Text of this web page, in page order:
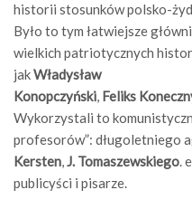
historii stosunków polsko-
Było to tym łatwiejsze
wielkich patriotycznych
jakWładysław
Konopczyński, Feliks
Wykorzystali to
profesorów”: długoletniego
Kersten,J. Tomaszewskiego.
publicyści i pisarze.